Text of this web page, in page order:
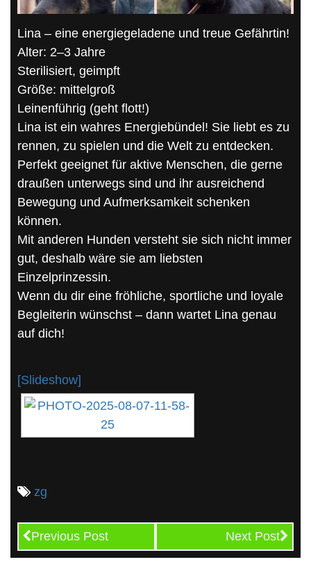
Lina – eine energiegeladene und treue Gefährtin!
Alter: 2–3 Jahre
Sterilisiert, geimpft
Größe: mittelgroß
Leinenführig (geht flott!)
Lina ist ein wahres Energiebündel! Sie liebt es zu
rennen, zu spielen und die Welt zu entdecken.
Perfekt geeignet für aktive Menschen, die gerne
draußen unterwegs sind und ihr ausreichend
Bewegung und Aufmerksamkeit schenken
können.
Mit anderen Hunden versteht sie sich nicht immer
gut, deshalb wäre sie am liebsten
Einzelprinzessin.
Wenn du dir eine fröhliche, sportliche und loyale
Begleiterin wünschst – dann wartet Lina genau
auf dich!
[Slideshow]
zg
Previous Post Next Post